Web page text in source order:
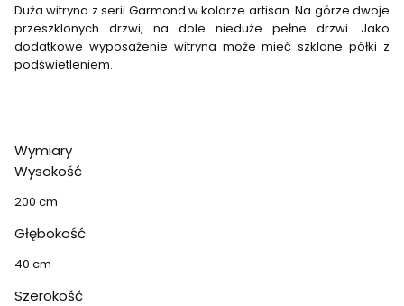
Duża witryna z serii Garmond w kolorze artisan. Na górze dwoje
przeszklonych drzwi, na dole nieduże pełne drzwi. Jako
dodatkowe wyposażenie witryna może mieć szklane półki z
podświetleniem.
Wymiary
Wysokość
200 cm
Głębokość
40 cm
Szerokość